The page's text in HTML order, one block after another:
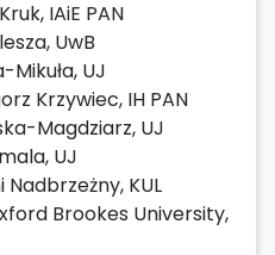
IAiE PAN
UwB
UJ
Krzywiec, IH PAN
Magdziarz, UJ
UJ
KUL
Brookes University,